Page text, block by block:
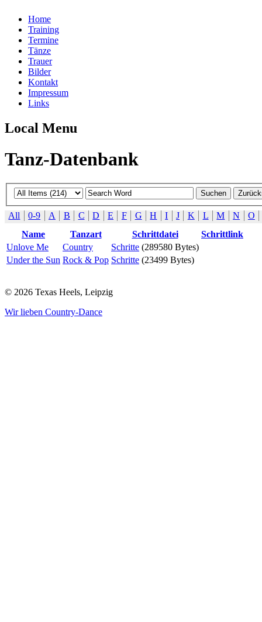
Home
Training
Termine
Tänze
Trauer
Bilder
Kontakt
Impressum
Links
Local Menu
Tanz-Datenbank
All 0-9 A B C D E F G H I J K L M N
O
Name
Tanzart Schrittdatei
Schrittlink
Unlove Me
Country Schritte (289580 Bytes)
Under the Sun Rock & Pop Schritte (23499 Bytes)
© 2026 Texas Heels, Leipzig
Wir lieben Country-Dance